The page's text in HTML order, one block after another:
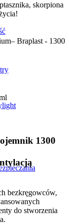
skorpiona
Braplast - 1300
1300
bezkręgowców,
do stworzenia